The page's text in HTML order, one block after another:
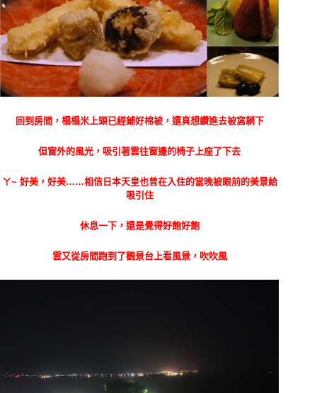
回到房間，榻榻米上頭已經鋪好棉被，還真想鑽進去被窩躺下
但窗外的風光，吸引著雲往窗邊的椅子上座了下去
ㄚ~ 好美，好美……相信日本天皇也曾在入住的當晚被眼前的美景給
吸引住
休息一下，還是覺得好飽好飽
雲又從房間跑到了觀景台上看風景，吹吹風